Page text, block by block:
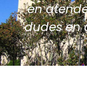
en
dudes en